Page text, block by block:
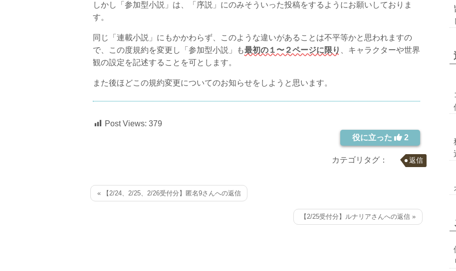
しかし「参加型小説」は、「序説」にのみそういった投稿をするようにお願いしておりま
す。
同じ「連載小説」にもかかわらず、このような違いがあることは不平等かと思われますの
で、この度規約を変更し「参加型小説」も最初の１〜２ページに限り
、キャラクターや世界
観の設定を記述することを可とします。
また後ほどこの規約変更についてのお知らせをしようと思います。
Post Views: 379
役に立った
2
カテゴリタグ： 返信
« 【2/24、2/25、2/26受付分】匿名9さんへの返信
【2/25受付分】ルナリアさんへの返信 »